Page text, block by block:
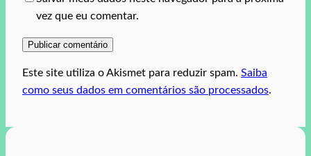
vez que eu comentar.
Este site utiliza o Akismet para reduzir spam. Saiba
como seus dados em comentários são processados.